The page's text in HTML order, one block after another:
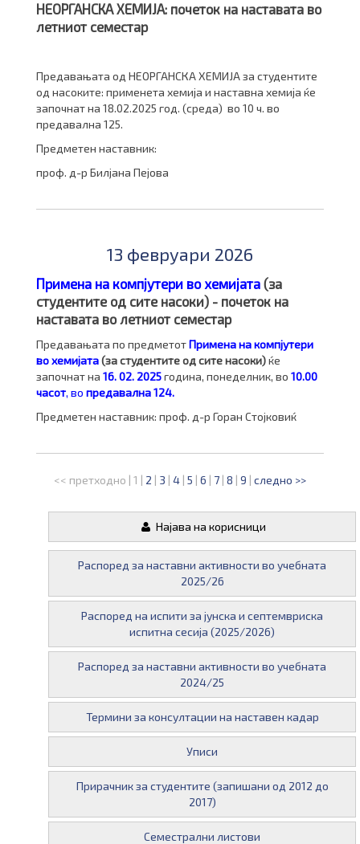
НЕОРГАНСКА ХЕМИЈА: почеток на наставата во
летниот семестар
Предавањата од НЕОРГАНСКА ХЕМИЈА за студентите
од насоките: применета хемија и наставна хемија ќе
започнат на 18.02.2025 год. (среда) во 10 ч. во
предавална 125.
Предметен наставник:
проф. д-р Билјана Пејова
13 февруари 2026
Примена на компјутери во хемијата (за
студентите од сите насоки) - почеток на
наставата во летниот семестар
Предавањата по предметотПримена на компјутери
во хемијата(за студентите од сите насоки)ќе
започнат на 16. 02. 2025година, понеделник, во 10.00
часот, во предавална 124.
Предметен наставник: проф. д-р Горан Стојковиќ
<< претходно | 1 | 2 | 3 | 4 | 5 | 6 | 7 | 8 | 9 | следно >>
Најава на корисници
Распоред за наставни активности во учебната
2025/26
Распоред на испити за јунска и септемвриска
испитна сесија (2025/2026)
Распоред за наставни активности во учебната
2024/25
Термини за консултации на наставен кадар
Уписи
Прирачник за студентите (запишани од 2012 до
2017)
Семестрални листови